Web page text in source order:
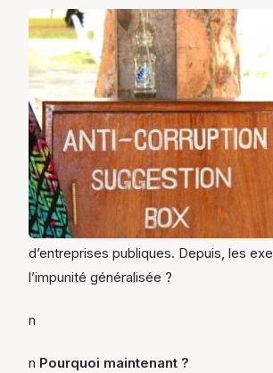
d’entreprises publiques. Depuis, les
l’impunité généralisée ?
n
n Pourquoi maintenant ?